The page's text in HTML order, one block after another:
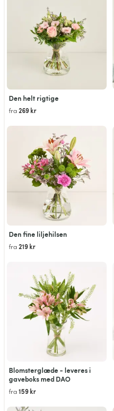
Den helt rigtige
fra 269 kr
Den fine liljehilsen
fra 219 kr
Blomsterglæde - leveres i
gaveboks med DAO
fra 159 kr